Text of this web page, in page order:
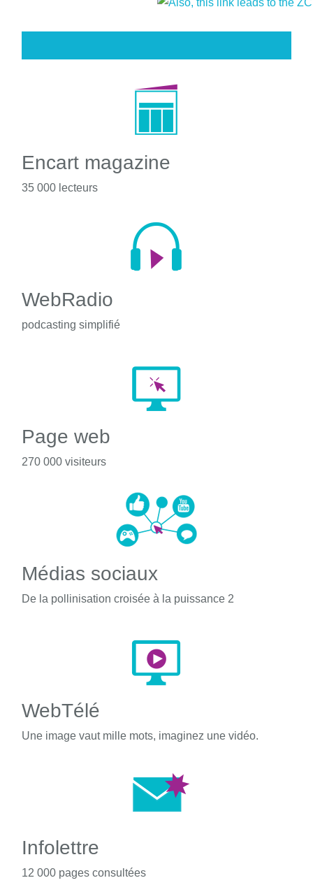
Encart magazine
35 000 lecteurs
WebRadio
podcasting simplifié
Page web
270 000 visiteurs
Médias sociaux
De la pollinisation croisée à la puissance 2
WebTélé
Une image vaut mille mots, imaginez une vidéo.
Infolettre
12 000 pages consultées